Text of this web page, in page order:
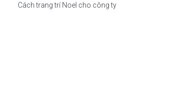
Cách trang trí Noel cho công ty